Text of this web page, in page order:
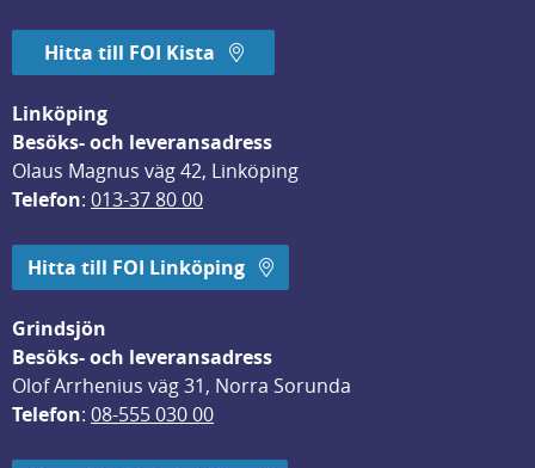
Hitta till FOI Kista
Linköping
Besöks- och leveransadress
Olaus Magnus väg 42, Linköping
Telefon: 013-37 80 00
Hitta till FOI Linköping
Grindsjön
Besöks- och leveransadress
Olof Arrhenius väg 31, Norra Sorunda
Telefon: 08-555 030 00